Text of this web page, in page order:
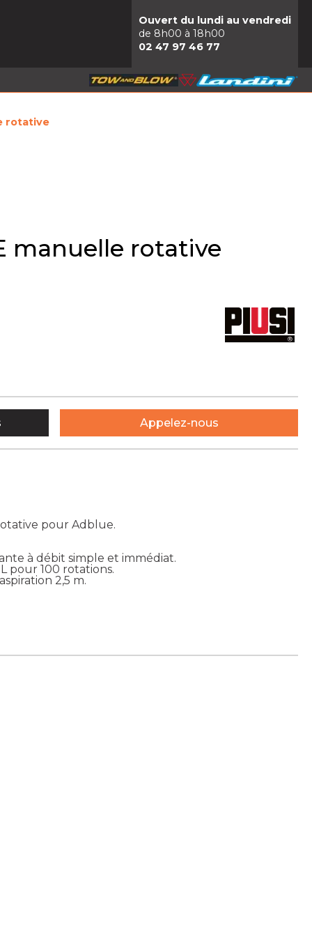
Ouvert du lundi au vendredi
de 8h00 à 18h00
02 47 97 46 77
rotative
manuelle rotative
pour Adblue.
à débit simple et immédiat.
pour 100 rotations.
2,5 m.
Appelez-nous